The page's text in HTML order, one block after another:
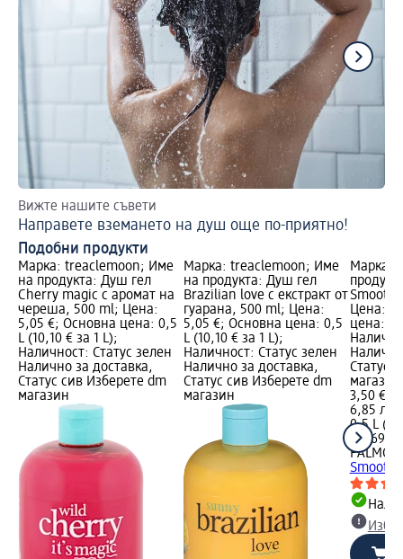
Вижте нашите съвети
Направете вземането на душ още по-приятно!
Подобни продукти
Марка: treaclemoon; Име
на продукта: Душ гел
Cherry magic с аромат на
череша, 500 ml; Цена:
5,05 €; Основна цена: 0,5
L (10,10 € за 1 L);
Наличност: Статус зелен
Налично за доставка,
Статус сив Изберете dm
магазин
Марка: treaclemoon; Име
на продукта: Душ гел
Brazilian love с екстракт от
гуарана, 500 ml; Цена:
5,05 €; Основна цена: 0,5
L (10,10 € за 1 L);
Наличност: Статус зелен
Налично за доставка,
Статус сив Изберете dm
магазин
Марка:
Smooth
Цена:
цена:
Статус
магазин
3,50 €
6,85 лв.
0,5 L
(13,69
Smooth